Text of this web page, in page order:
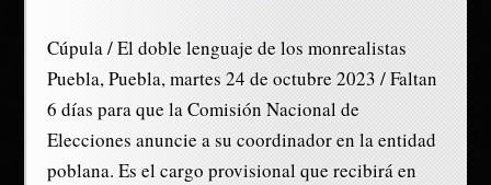
Cúpula / El doble lenguaje de los monrealistas
Puebla, Puebla, martes 24 de octubre 2023 / Faltan
6 días para que la Comisión Nacional de
Elecciones anuncie a su coordinador en la entidad
poblana. Es el cargo provisional que recibirá en